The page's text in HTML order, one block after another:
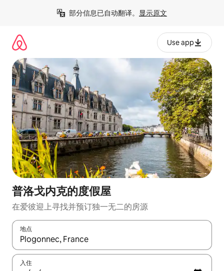
部分信息已自动翻译。 显示原文
Use app
普洛戈内克的度假屋
在爱彼迎上寻找并预订独一无二的房源
地点
如有搜索结果，请使用上下方向键查看，或通过点击或滑动手势
入住